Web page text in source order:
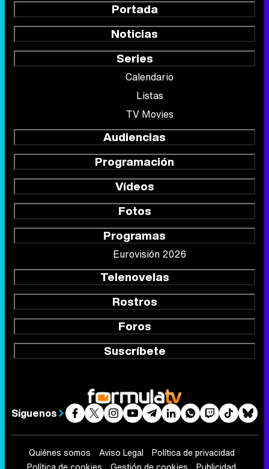
Portada
Noticias
Series
Calendario
Listas
TV Movies
Audiencias
Programación
Vídeos
Fotos
Programas
Eurovisión 2026
Telenovelas
Rostros
Foros
Suscríbete
Síguenos
Quiénes somos Aviso Legal
Política de privacidad